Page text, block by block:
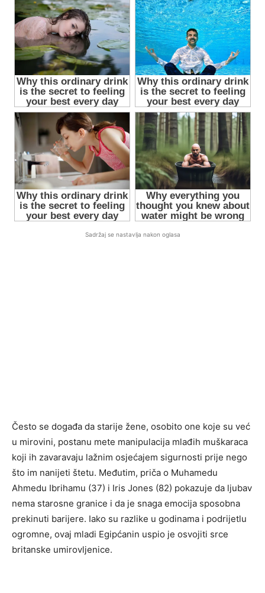
Sadržaj se nastavlja nakon oglasa
Često se događa da starije žene, osobito one koje su već
u mirovini, postanu mete manipulacija mlađih muškaraca
koji ih zavaravaju lažnim osjećajem sigurnosti prije nego
što im nanijeti štetu. Međutim, priča o Muhamedu
Ahmedu Ibrihamu (37) i Iris Jones (82) pokazuje da ljubav
nema starosne granice i da je snaga emocija sposobna
prekinuti barijere. Iako su razlike u godinama i podrijetlu
ogromne, ovaj mladi Egipćanin uspio je osvojiti srce
britanske umirovljenice.